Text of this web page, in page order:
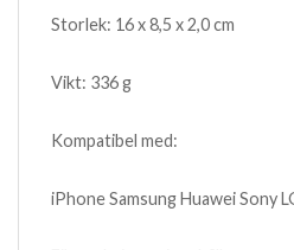
Storlek: 16 x 8,5 x 2,0 cm
Vikt: 336 g
Kompatibel med:
iPhone Samsung Huawei Sony